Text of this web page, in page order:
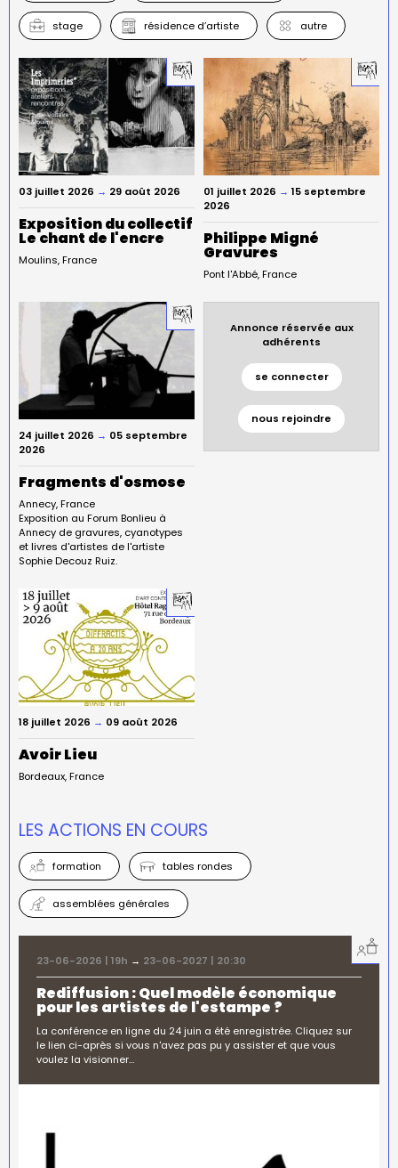
stage résidence d’artiste autre
03 juillet 2026 → 29 août 2026
Exposition du collectif
Le chant de l'encre
Moulins France
01 juillet 2026 → 15 septembre
2026
Philippe Migné
Gravures
Pont l'Abbé France
24 juillet 2026 → 05 septembre
2026
Fragments d'osmose
Annecy France
Exposition au Forum Bonlieu à
Annecy de gravures, cyanotypes
et livres d'artistes de l'artiste
Sophie Decouz Ruiz.
Annonce réservée aux
adhérents
se connecter
nous rejoindre
18 juillet 2026 → 09 août 2026
Avoir Lieu
Bordeaux France
LES ACTIONS EN COURS
formation tables rondes
assemblées générales
23-06-2026 | 19h → 23-06-2027 | 20:30
Rediffusion : Quel modèle économique
pour les artistes de l'estampe ?
La conférence en ligne du 24 juin a été enregistrée. Cliquez sur
le lien ci-après si vous n'avez pas pu y assister et que vous
voulez la visionner…